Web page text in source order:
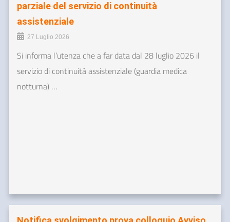
parziale del servizio di continuità
assistenziale
27 Luglio 2026
Si informa l’utenza che a far data dal 28 luglio 2026 il
servizio di continuità assistenziale (guardia medica
notturna) …